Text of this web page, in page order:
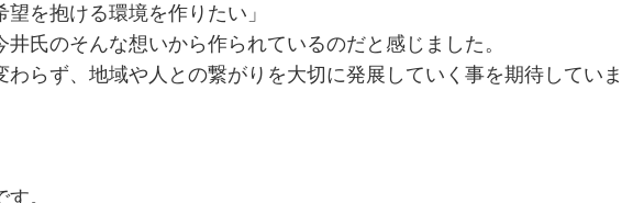
を抱ける環境を作りたい」
氏のそんな想いから作られているのだと感じました。
らず、地域や人との繋がりを大切に発展していく事を期待していま
。